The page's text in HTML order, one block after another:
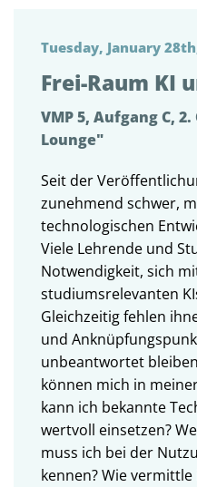
Tuesday, January
Frei-Raum KI
VMP 5, Aufgang C,
Lounge"
Seit der
zunehmend schwer,
technologischen
Viele Lehrende und
Notwendigkeit, sich
studiumsrelevanten
Gleichzeitig fehlen
und
unbeantwortet
können mich in
kann ich bekannte
wertvoll einsetzen?
muss ich bei der
kennen? Wie vermittle